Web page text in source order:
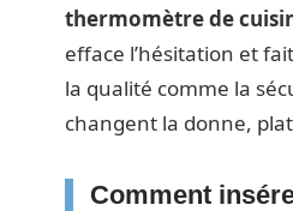
thermomètre de
efface l’hésitation et
la qualité comme la
changent la donne,
Comment